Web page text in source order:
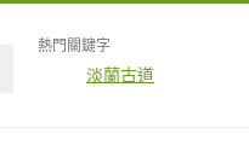
熱門關鍵字
淡蘭古道